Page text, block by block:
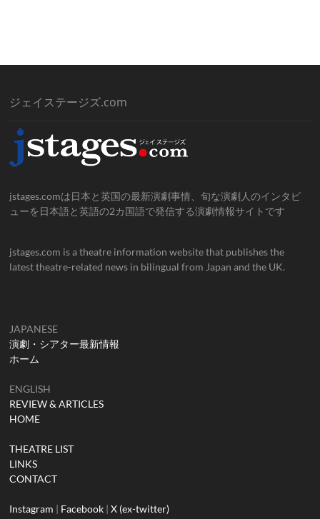
ジェイステージズ.com
jstages.comは日本と英国の最新演劇事情、旬な演劇人のインタビ
ューを日本語と英語の2カ国語で発信する演劇情報サイトです
jstages.com is a theatre information website that publishes the
latest theatre-related news in bilingual from Japan and the UK.
JAPANESE
演劇・シアター最新情報
ホーム
ENGLISH
REVIEW & ARTICLES
HOME
THEATRE LIST
LINKS
CONTACT
Instagram | Facebook |X (ex-twitter)